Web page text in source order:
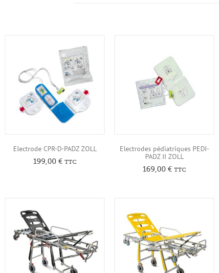
Electrode CPR-D-PADZ ZOLL
199,00 € TTC
Electrodes pédiatriques PEDI-
PADZ II ZOLL
169,00 € TTC